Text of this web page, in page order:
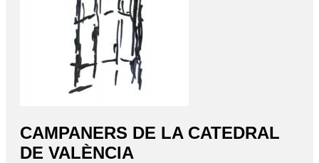
CAMPANERS DE LA CATEDRAL
DE VALÈNCIA